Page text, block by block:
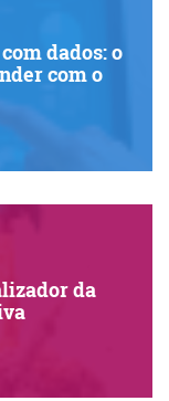
dados: o
com o
da